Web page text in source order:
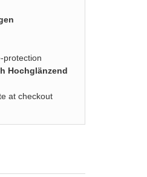
protection
Hochglänzend
at checkout